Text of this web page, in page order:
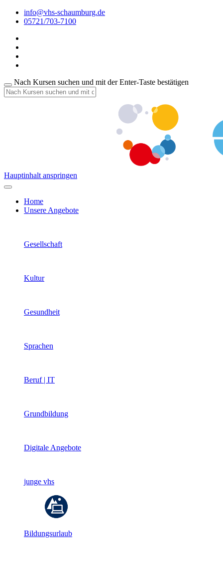
info@vhs-schaumburg.de
05721/703-7100
Nach Kursen suchen und mit der Enter-Taste bestätigen
Hauptinhalt anspringen
Home
Unsere Angebote
Gesellschaft
Kultur
Gesundheit
Sprachen
Beruf | IT
Grundbildung
Digitale Angebote
junge vhs
Bildungsurlaub